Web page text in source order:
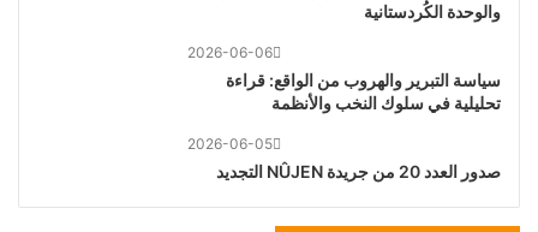
والوحدة الكُردستانية
2026-06-06
سياسة التبرير والهروب من الواقع: قراءة
تحليلية في سلوك النخب والأنظمة
2026-06-05
صدور العدد 20 من جريدة NÛJEN التجديد